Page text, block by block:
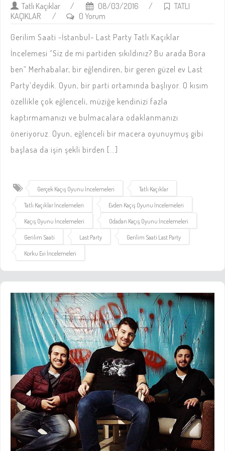
Tatlı Kaçıklar / 08/03/2016 /
TATLI
KAÇIKLAR
/ 0 Yorum
Gerilim Saati -İstanbul- Last Party Tatlı Kaçıklar
İncelemesi “Siz de mi partiden sıkıldınız? Bu arada Bora
ben” Merhabalar, bir eğlendiren, bir geren güzel ev Last
Party’deydik. Oyun, bir parti ortamında başlıyor. O kısım
özellikle çok eğlenceli, müziğe kendinizi fazla
kaptırmamanızı ve bulmacalara odaklanmanızı
öneriyoruz. Oyun, eğlenceli bir macera oyunuymuş gibi
başlasa da işin şekli birden […]
Gerçek Kaçış Oyunu İncelemeleri Tatlı Kaçıklar
Tatlı Kaçıklar İncelemeleri Evden Kaçış Oyunu İncelemeleri
Kaçış Oyunu İncelemeleri Odadan Kaçış Oyunu İncelemeleri
Gerilim Saati Last Party Gerilim Saati Last Party
Korku Evi İncelemeleri